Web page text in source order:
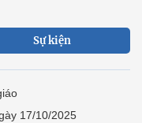
Sự kiện
17/10/2025